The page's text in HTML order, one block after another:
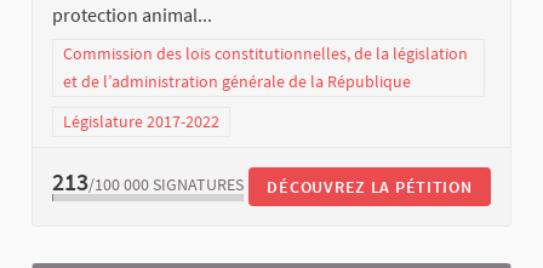
protection animal...
Commission des lois constitutionnelles, de la législation
et de l’administration générale de la République
Législature 2017-2022
213/100 000 SIGNATURES DÉCOUVREZ LA PÉTITION